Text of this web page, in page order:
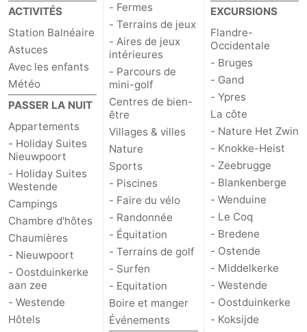
ACTIVITÉS
Station Balnéaire
Astuces
Avec les enfants
Météo
PASSER LA NUIT
Appartements
- Holiday Suites
Nieuwpoort
- Holiday Suites
Westende
Campings
Chambre d'hôtes
Chaumières
- Nieuwpoort
- Oostduinkerke
aan zee
- Westende
Hôtels
- Fermes
- Terrains de jeux
- Aires de jeux
intérieures
- Parcours de
mini-golf
Centres de bien-
être
Villages & villes
Nature
Sports
- Piscines
- Faire du vélo
- Randonnée
- Équitation
- Terrains de golf
- Surfen
- Equitation
Boire et manger
Événements
EXCURSIONS
Flandre-
Occidentale
- Bruges
- Gand
- Ypres
La côte
- Nature Het Zwin
- Knokke-Heist
- Zeebrugge
- Blankenberge
- Wenduine
- Le Coq
- Bredene
- Ostende
- Middelkerke
- Westende
- Oostduinkerke
- Koksijde